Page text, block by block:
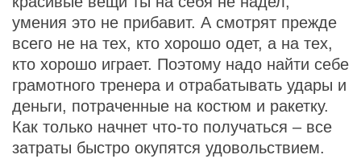
умения это не прибавит. А смотрят прежде
всего не на тех, кто хорошо одет, а на тех,
кто хорошо играет. Поэтому надо найти себе
грамотного тренера и отрабатывать удары и
деньги, потраченные на костюм и ракетку.
Как только начнет что-то получаться – все
затраты быстро окупятся удовольствием.